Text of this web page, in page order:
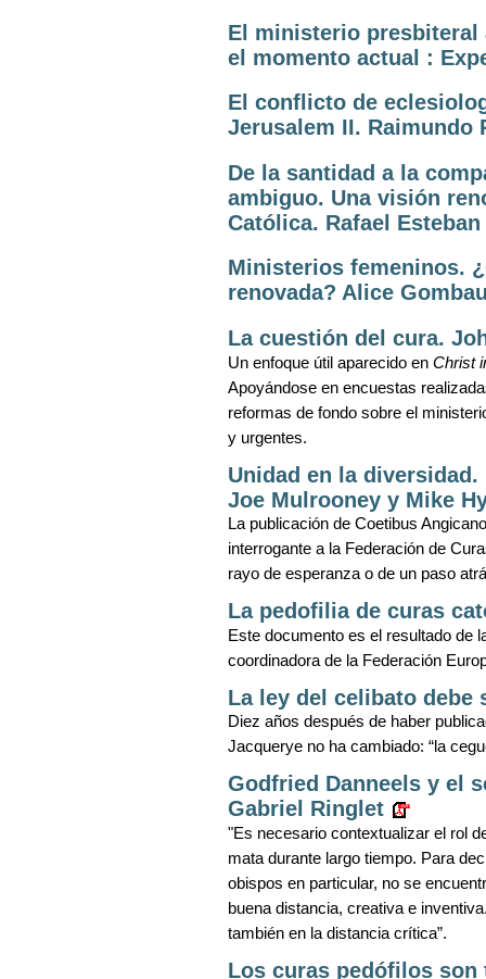
El ministerio presbiteral
el momento actual :
El conflicto de
Jerusalem II. Raimundo
De la santidad a la
ambiguo. Una visión
Católica. Rafael Esteban
Ministerios femeninos.
renovada? Alice
La cuestión del cura.
Un enfoque útil aparecido en Christ
Apoyándose en encuestas
reformas de fondo sobre el
y urgentes.
Unidad en la
Joe Mulrooney y Mike
La publicación de Coetibus
interrogante a la Federación de
rayo de esperanza o de un paso
La pedofilia de curas
Este documento es el resultado de
coordinadora de la Federación
La ley del celibato debe
Diez años después de haber
Jacquerye no ha cambiado: “la
Godfried Danneels y el
Gabriel Ringlet
"Es necesario contextualizar el rol
mata durante largo tiempo. Para
obispos en particular, no se
buena distancia, creativa e
también en la distancia crítica”.
Los curas pedófilos